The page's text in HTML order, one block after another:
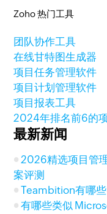
Zoho 热门工具
团队协作工具
在线甘特图生成器
项目任务管理软件
项目计划管理软件
项目报表工具
2024年排名前6的
最新新闻
2026精选项目管
案评测
Teambition有哪
有哪些类似